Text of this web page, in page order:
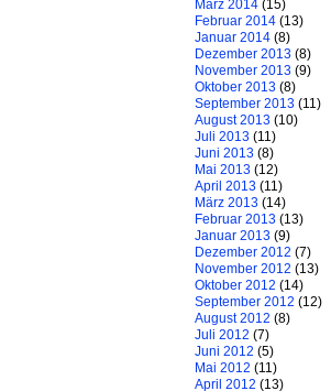
März 2014 (15)
Februar 2014 (13)
Januar 2014 (8)
Dezember 2013 (8)
November 2013 (9)
Oktober 2013 (8)
September 2013 (11)
August 2013 (10)
Juli 2013 (11)
Juni 2013 (8)
Mai 2013 (12)
April 2013 (11)
März 2013 (14)
Februar 2013 (13)
Januar 2013 (9)
Dezember 2012 (7)
November 2012 (13)
Oktober 2012 (14)
September 2012 (12)
August 2012 (8)
Juli 2012 (7)
Juni 2012 (5)
Mai 2012 (11)
April 2012 (13)